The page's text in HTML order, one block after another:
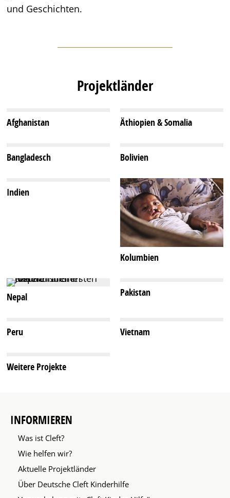
und Geschichten.
Projektländer
Afghanistan Äthiopien & Somalia
Bangladesch Bolivien
Indien
Kolumbien
Nepal Pakistan
Peru Vietnam
Weitere Projekte
INFORMIEREN
Was ist Cleft?
Wie helfen wir?
Aktuelle Projektländer
Über Deutsche Cleft Kinderhilfe